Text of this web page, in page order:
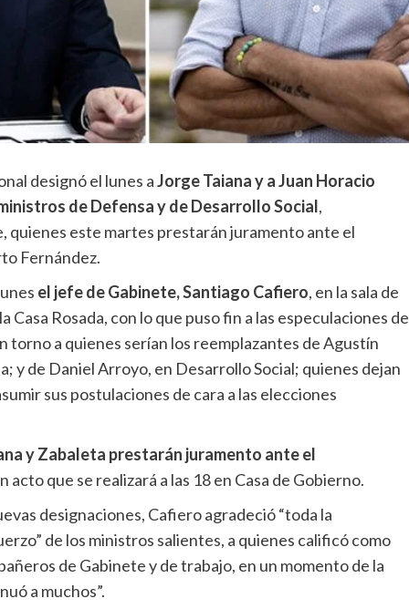
designó el lunes aJorge Taiana y a Juan Horacio
de Defensa y de Desarrollo Social,
quienes este martes prestarán juramento ante el
Fernández.
el jefe de Gabinete, Santiago Cafiero, en la sala de
Casa Rosada, con lo que puso fin a las especulaciones de
torno a quienes serían los reemplazantes de Agustín
y de Daniel Arroyo, en Desarrollo Social; quienes dejan
sus postulaciones de cara a las elecciones
y Zabaleta prestarán juramento ante el
acto que se realizará a las 18 en Casa de Gobierno.
designaciones, Cafiero agradeció “toda la
de los ministros salientes, a quienes calificó como
de Gabinete y de trabajo, en un momento de la
a muchos”.